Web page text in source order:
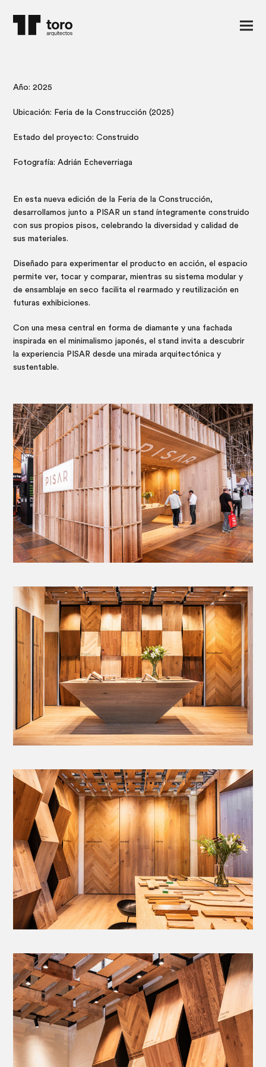
Año: 2025
Ubicación: Feria de la Construcción (2025)
Estado del proyecto: Construido
Fotografía: Adrián Echeverriaga
En esta nueva edición de la Feria de la Construcción,
desarrollamos junto a PISAR un stand íntegramente construido
con sus propios pisos, celebrando la diversidad y calidad de
sus materiales.
Diseñado para experimentar el producto en acción, el espacio
permite ver, tocar y comparar, mientras su sistema modular y
de ensamblaje en seco facilita el rearmado y reutilización en
futuras exhibiciones.
Con una mesa central en forma de diamante y una fachada
inspirada en el minimalismo japonés, el stand invita a descubrir
la experiencia PISAR desde una mirada arquitectónica y
sustentable.